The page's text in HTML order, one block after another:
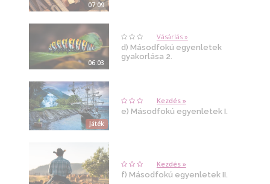
07:09
06:03
Vásárlás »
d) Másodfokú egyenletek
gyakorlása 2.
Játék
Kezdés »
e) Másodfokú egyenletek I.
Kezdés »
f) Másodfokú egyenletek II.